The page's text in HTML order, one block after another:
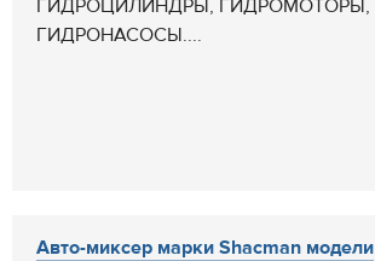
ГИДРОЦИЛИНДРЫ, ГИДРОМОТОРЫ,
ГИДРОНАСОСЫ....
Авто-миксер марки Shacman модели